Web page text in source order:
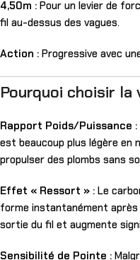
4,50m : Pour un levier de
fil au-dessus des vagues.
Action : Progressive avec
Pourquoi choisir la
Rapport Poids/Puissance :
est beaucoup plus légère en
propulser des plombs sans
Effet « Ressort » : Le
forme instantanément après
sortie du fil et augmente
Sensibilité de Pointe :